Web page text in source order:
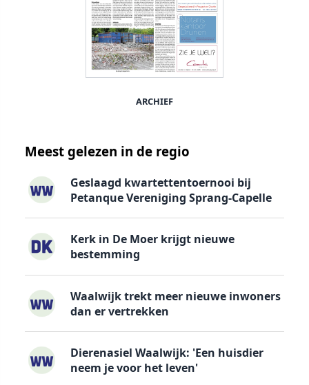
ARCHIEF
Meest gelezen in de regio
Geslaagd kwartettentoernooi bij
Petanque Vereniging Sprang-Capelle
Kerk in De Moer krijgt nieuwe
bestemming
Waalwijk trekt meer nieuwe inwoners
dan er vertrekken
Dierenasiel Waalwijk: 'Een huisdier
neem je voor het leven'